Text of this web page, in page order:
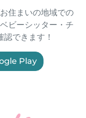
住まいの地域での
ビーシッター・チ
できます！
Play